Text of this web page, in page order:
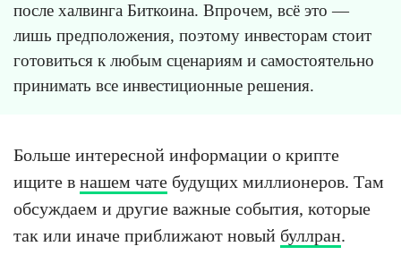
после халвинга Биткоина. Впрочем, всё это —
лишь предположения, поэтому инвесторам стоит
готовиться к любым сценариям и самостоятельно
принимать все инвестиционные решения.
Больше интересной информации о крипте
ищите в нашем чате будущих миллионеров. Там
обсуждаем и другие важные события, которые
так или иначе приближают новый буллран.